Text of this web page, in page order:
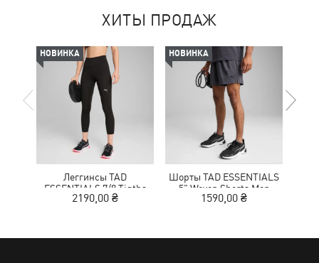
ХИТЫ ПРОДАЖ
НОВИНКА
Леггинсы TAD
ESSENTIALS 7/8 Tigths
Women
2190,00 ₴
НОВИНКА
Шорты TAD ESSENTIALS
5" Woven Shorts Men
1590,00 ₴